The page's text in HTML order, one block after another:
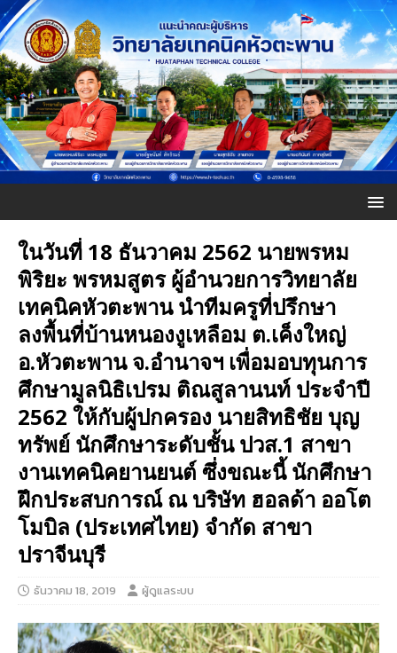
ในวันที่ 18 ธันวาคม 2562 นายพรหม
พิริยะ พรหมสูตร ผู้อำนวยการวิทยาลัย
เทคนิคหัวตะพาน นำทีมครูที่ปรึกษา
ลงพื้นที่บ้านหนองงูเหลือม ต.เค็งใหญ่
อ.หัวตะพาน จ.อำนาจฯ เพื่อมอบทุนการ
ศึกษามูลนิธิเปรม ติณสูลานนท์ ประจำปี
2562 ให้กับผู้ปกครอง นายสิทธิชัย บุญ
ทรัพย์ นักศึกษาระดับชั้น ปวส.1 สาขา
งานเทคนิคยานยนต์ ซึ่งขณะนี้ นักศึกษา
ฝึกประสบการณ์ ณ บริษัท ฮอลด้า ออโต
โมบิล (ประเทศไทย) จำกัด สาขา
ปราจีนบุรี
ธันวาคม 18, 2019 ผู้ดูแลระบบ